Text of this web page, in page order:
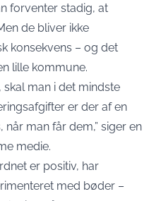
forventer stadig, at
de bliver ikke
konsekvens – og det
lille kommune.
skal man i det mindste
er der af en
man får dem,” siger en
medie.
er positiv, har
med bøder –